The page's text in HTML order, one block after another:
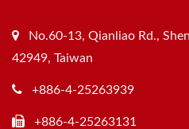
No.60-13, Qianliao Rd.,
42949, Taiwan
+886-4-25263939
+886-4-25263131